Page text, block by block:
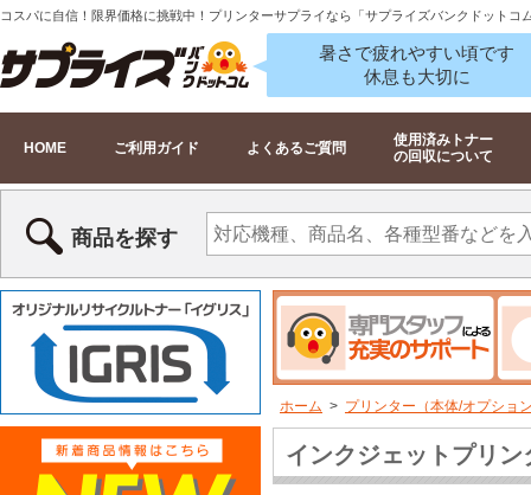
コスパに自信！限界価格に挑戦中！プリンターサプライなら「サプライズバンクドットコ
暑さで疲れやすい頃です
休息も大切に
HOME ご利用ガイド よくあるご質問
使用済みトナー
の回収について
商品を探す
ホーム > プリンター（本体/オプショ
インクジェットプリン